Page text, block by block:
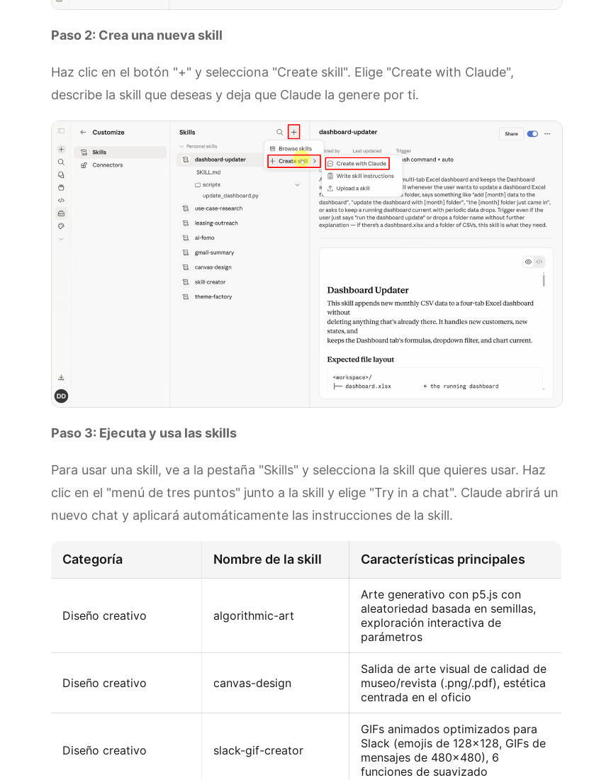
Paso 2: Crea una nueva skill
Haz clic en el botón "+" y selecciona "Create skill". Elige "Create with Claude",
describe la skill que deseas y deja que Claude la genere por ti.
Paso 3: Ejecuta y usa las skills
Para usar una skill, ve a la pestaña "Skills" y selecciona la skill que quieres usar. Haz
clic en el "menú de tres puntos" junto a la skill y elige "Try in a chat". Claude abrirá un
nuevo chat y aplicará automáticamente las instrucciones de la skill.
Categoría Nombre de la skill Características principales
Diseño creativo algorithmic-art
Arte generativo con p5.js con
aleatoriedad basada en semillas,
exploración interactiva de
parámetros
Diseño creativo canvas-design
Salida de arte visual de calidad de
museo/revista (.png/.pdf), estética
centrada en el oficio
Diseño creativo slack-gif-creator
GIFs animados optimizados para
Slack (emojis de 128×128, GIFs de
mensajes de 480×480), 6
funciones de suavizado